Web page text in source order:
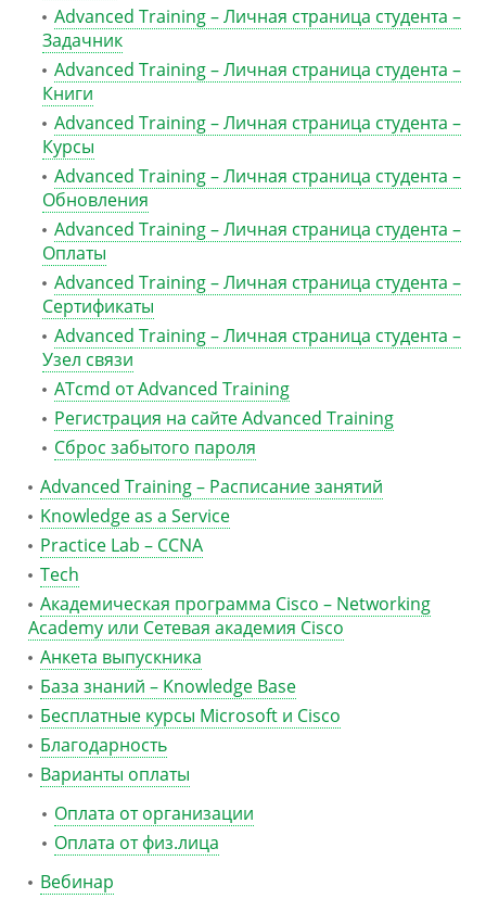
Advanced Training – Личная страница студента –
Задачник
Advanced Training – Личная страница студента –
Книги
Advanced Training – Личная страница студента –
Курсы
Advanced Training – Личная страница студента –
Обновления
Advanced Training – Личная страница студента –
Оплаты
Advanced Training – Личная страница студента –
Сертификаты
Advanced Training – Личная страница студента –
Узел связи
ATcmd от Advanced Training
Регистрация на сайте Advanced Training
Сброс забытого пароля
Advanced Training – Расписание занятий
Knowledge as a Service
Practice Lab – CCNA
Tech
Академическая программа Cisco – Networking
Academy или Сетевая академия Cisco
Анкета выпускника
База знаний – Knowledge Base
Бесплатные курсы Microsoft и Cisco
Благодарность
Варианты оплаты
Оплата от организации
Оплата от физ.лица
Вебинар